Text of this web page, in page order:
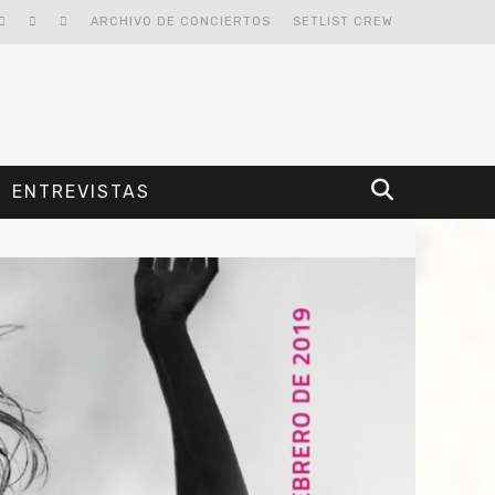
SETLIST CREW
ARCHIVO DE CONCIERTOS
ENTREVISTAS